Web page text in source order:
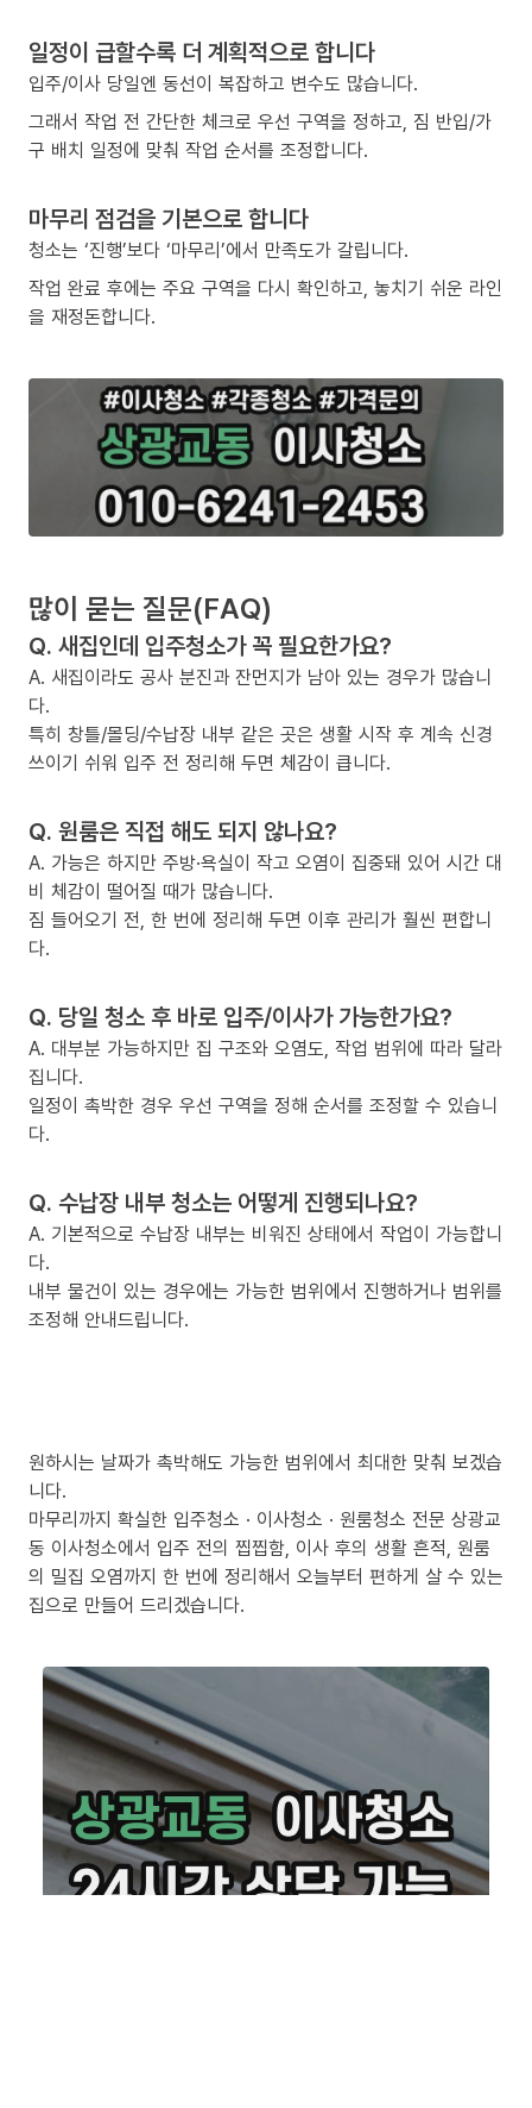
일정이 급할수록 더 계획적으로 합니다
입주/이사 당일엔 동선이 복잡하고 변수도 많습니다.
그래서 작업 전 간단한 체크로 우선 구역을 정하고, 짐 반입/가
구 배치 일정에 맞춰 작업 순서를 조정합니다.
마무리 점검을 기본으로 합니다
청소는 ‘진행’보다 ‘마무리’에서 만족도가 갈립니다.
작업 완료 후에는 주요 구역을 다시 확인하고, 놓치기 쉬운 라인
을 재정돈합니다.
많이 묻는 질문(FAQ)
Q. 새집인데 입주청소가 꼭 필요한가요?
A. 새집이라도 공사 분진과 잔먼지가 남아 있는 경우가 많습니
다.
특히 창틀/몰딩/수납장 내부 같은 곳은 생활 시작 후 계속 신경
쓰이기 쉬워 입주 전 정리해 두면 체감이 큽니다.
Q. 원룸은 직접 해도 되지 않나요?
A. 가능은 하지만 주방·욕실이 작고 오염이 집중돼 있어 시간 대
비 체감이 떨어질 때가 많습니다.
짐 들어오기 전, 한 번에 정리해 두면 이후 관리가 훨씬 편합니
다.
Q. 당일 청소 후 바로 입주/이사가 가능한가요?
A. 대부분 가능하지만 집 구조와 오염도, 작업 범위에 따라 달라
집니다.
일정이 촉박한 경우 우선 구역을 정해 순서를 조정할 수 있습니
다.
Q. 수납장 내부 청소는 어떻게 진행되나요?
A. 기본적으로 수납장 내부는 비워진 상태에서 작업이 가능합니
다.
내부 물건이 있는 경우에는 가능한 범위에서 진행하거나 범위를
조정해 안내드립니다.
원하시는 날짜가 촉박해도 가능한 범위에서 최대한 맞춰 보겠습
니다.
마무리까지 확실한 입주청소 · 이사청소 · 원룸청소 전문 상광교
동 이사청소에서 입주 전의 찝찝함, 이사 후의 생활 흔적, 원룸
의 밀집 오염까지 한 번에 정리해서 오늘부터 편하게 살 수 있는
집으로 만들어 드리겠습니다.